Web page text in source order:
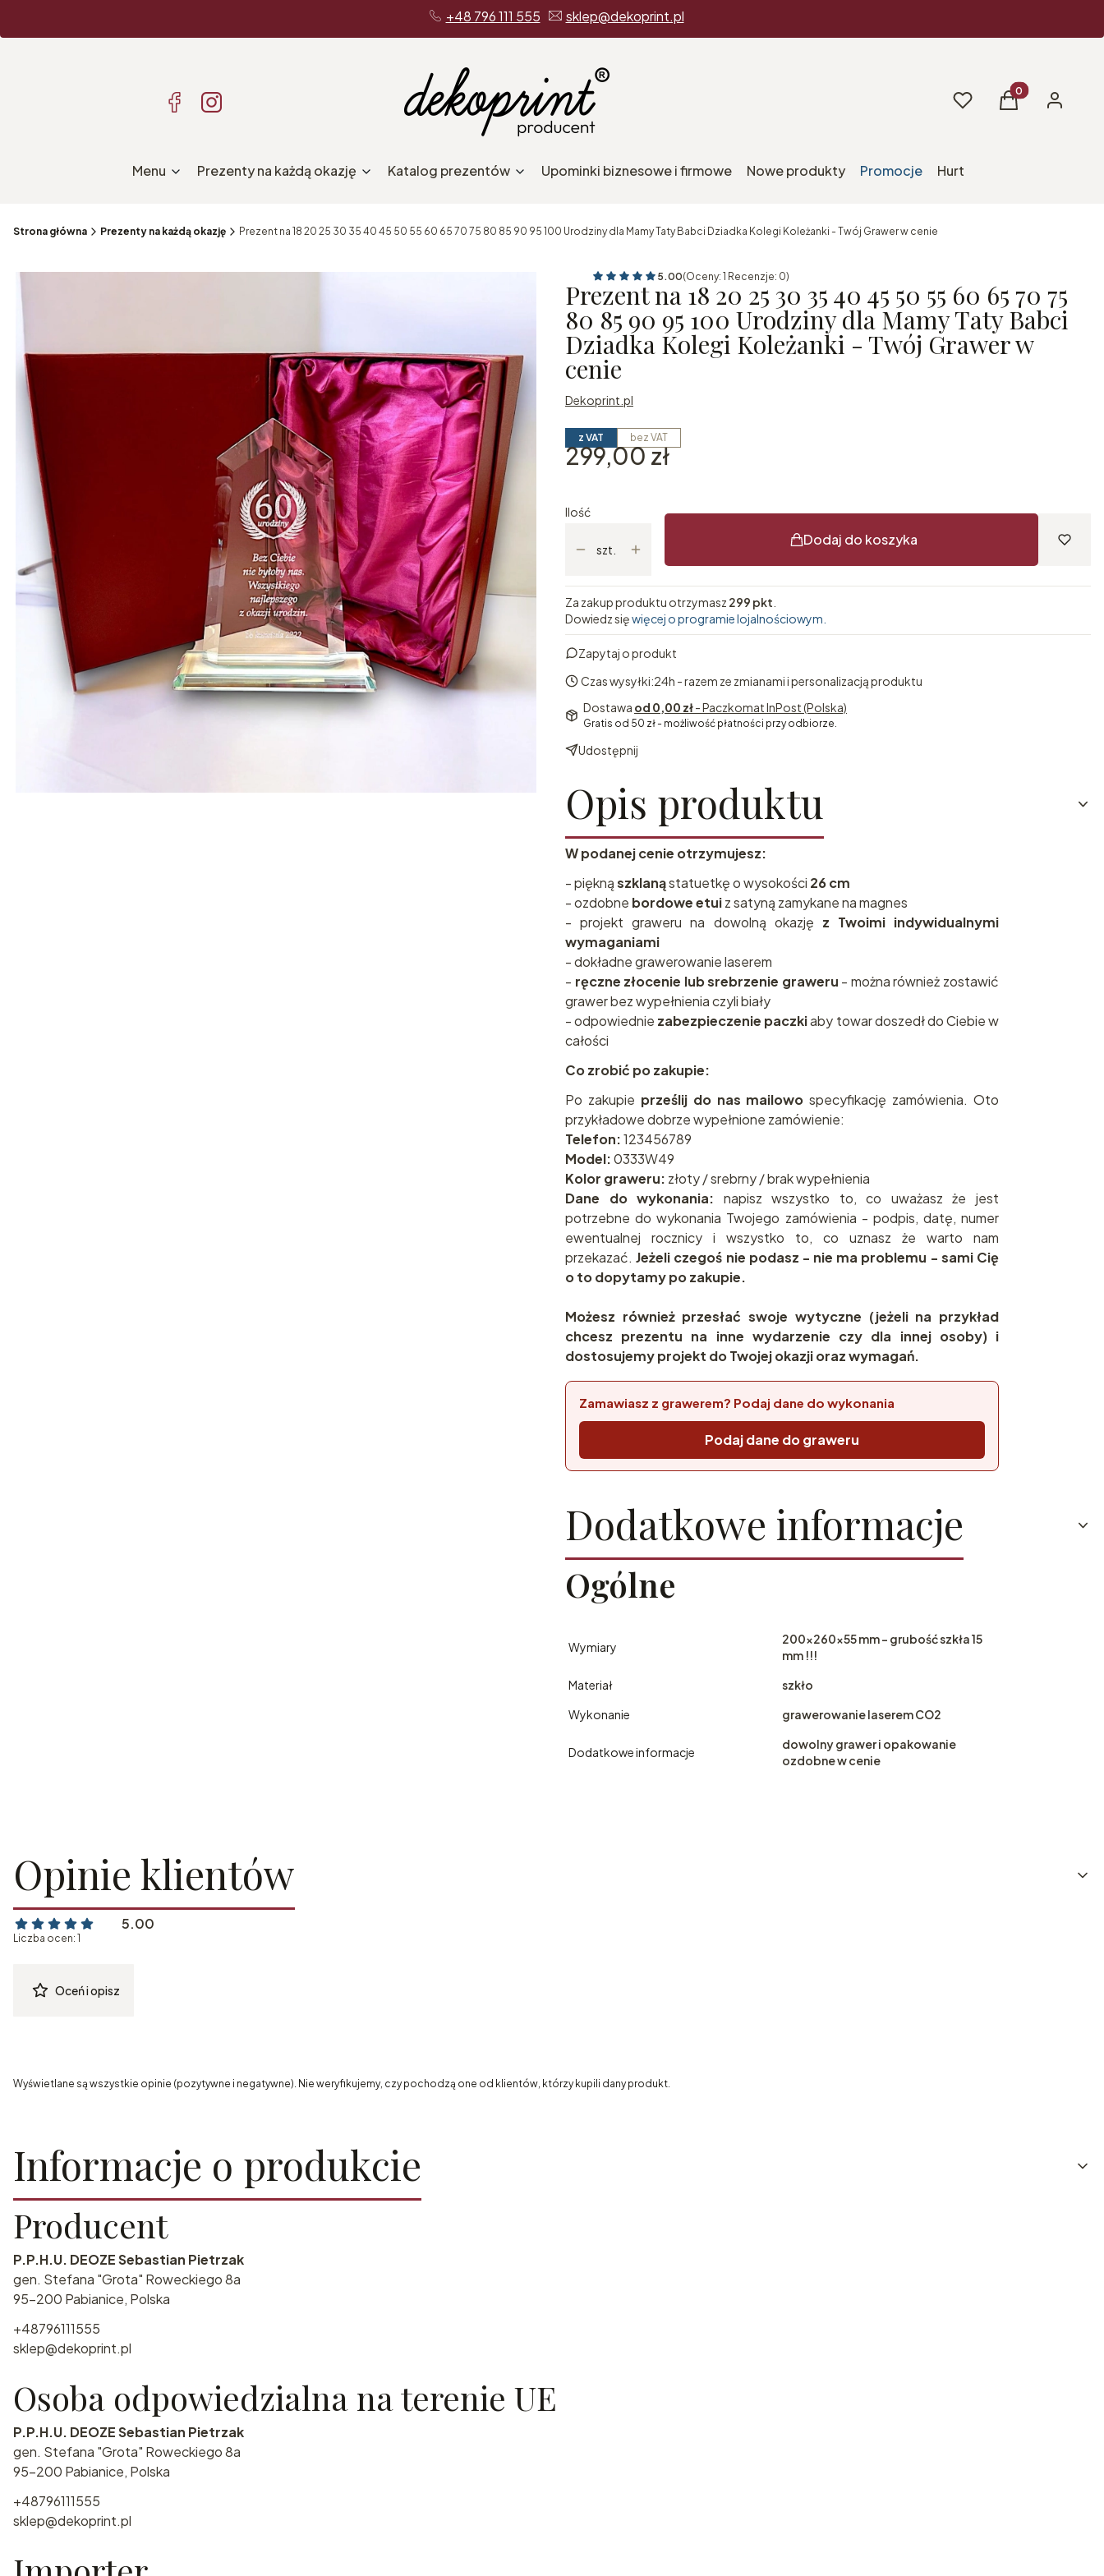
+48 796 111 555 sklep@dekoprint.pl
UlubioneProdukty w
Koszyk Zaloguj
Menu Prezenty na każdą okazję Katalog prezentów Upominki biznesowe i firmowe Nowe produkty Promocje Hurt
Strona główna Prezenty na każdą okazję Prezent na 18 20 25 30 35 40 45 50 55 60 65 70 75 80 85 90 95 100 Urodziny dla Mamy Taty Babci Dziadka Kolegi Koleżanki - Twój Grawer w cenie
5.00(Oceny: 1 Recenzje: 0)
Prezent na 18 20 25 30 35 40 45 50 55 60 65 70 75
80 85 90 95 100 Urodziny dla Mamy Taty Babci
Dziadka Kolegi Koleżanki - Twój Grawer w
cenie
Dekoprint.pl
z VAT bez VAT
Cena
299,00 zł
Ilość
szt.
Dodaj do koszyka
Za zakup produktu otrzymasz 299 pkt
Dowiedz sięwięcej o programie lojalnościowym.
Zapytaj o produkt
Czas wysyłki:24h - razem ze zmianami i personalizacją produktu
Dostawa od 0,00 zł- Paczkomat InPost (Polska)
Gratis od 50 zł - możliwość płatności przy odbiorze.
Udostępnij
Opis produktu
W podanej cenie otrzymujesz:
- pięknąszklanąstatuetkę o wysokości 26 cm
- ozdobne bordowe etuiz satyną zamykane na magnes
- projekt graweru na dowolną okazję z Twoimi indywidualnymi
wymaganiami
- dokładne grawerowanie laserem
- ręczne złocenie lub srebrzenie graweru - można również zostawić
grawer bez wypełnienia czyli biały
- odpowiednie zabezpieczenie paczkiaby towar doszedł do Ciebie w
całości
Co zrobić po zakupie:
Po zakupie prześlij do nas mailowo specyfikację zamówienia. Oto
przykładowe dobrze wypełnione zamówienie:
Telefon:123456789
Model:0333W49
Kolor graweru: złoty / srebrny / brak wypełnienia
Dane do wykonania: napisz wszystko to, co uważasz że jest
potrzebne do wykonania Twojego zamówienia - podpis, datę, numer
ewentualnej rocznicy i wszystko to, co uznasz że warto nam
przekazać.Jeżeli czegoś nie podasz - nie ma problemu - sami Cię
o to dopytamy po zakupie.
Możesz również przesłać swoje wytyczne (jeżeli na przykład
chcesz prezentu na inne wydarzenie czy dla innej osoby) i
dostosujemy projekt do Twojej okazji oraz wymagań.
Zamawiasz z grawerem? Podaj dane do wykonania
Podaj dane do graweru
Dodatkowe informacje
Ogólne
Wymiary
200x260x55 mm - grubość szkła 15
mm !!!
Materiał
szkło
Wykonanie
grawerowanie laserem CO2
Dodatkowe informacje
dowolny grawer i opakowanie
ozdobne w cenie
Opinie klientów
5.00
Liczba ocen: 1
Oceń i opisz
Wyświetlane są wszystkie opinie (pozytywne i negatywne). Nie weryfikujemy, czy pochodzą one od klientów, którzy kupili dany produkt.
Informacje o produkcie
Producent
P.P.H.U. DEOZE Sebastian Pietrzak
gen. Stefana "Grota" Roweckiego 8a
95-200 Pabianice, Polska
+48796111555
sklep@dekoprint.pl
Osoba odpowiedzialna na terenie UE
P.P.H.U. DEOZE Sebastian Pietrzak
gen. Stefana "Grota" Roweckiego 8a
95-200 Pabianice, Polska
+48796111555
sklep@dekoprint.pl